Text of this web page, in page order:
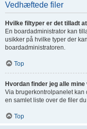
Vedhæftede filer
Hvilke filtyper er det tilladt
En boardadministrator kan
usikker på hvilke typer der
boardadministratoren.
Top
Hvordan finder jeg alle
Via brugerkontrolpanelet
en samlet liste over de filer
Top